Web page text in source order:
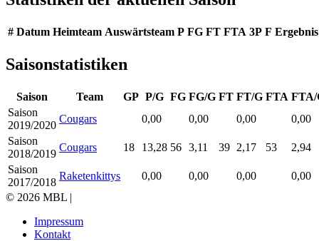
# Datum Heimteam Auswärtsteam P FG FT FTA 3P F Ergebnis
Saisonstatistiken
Saison Team GP P/G FG FG/G FT FT/G FTA FTA/
Saison
2019/2020
Cougars 0,00 0,00 0,00
0,00
Saison
2018/2019
Cougars 18 13,28 56 3,11 39 2,17 53
2,94
Saison
2017/2018
Raketenkittys 0,00 0,00 0,00
0,00
© 2026 MBL |
Impressum
Kontakt